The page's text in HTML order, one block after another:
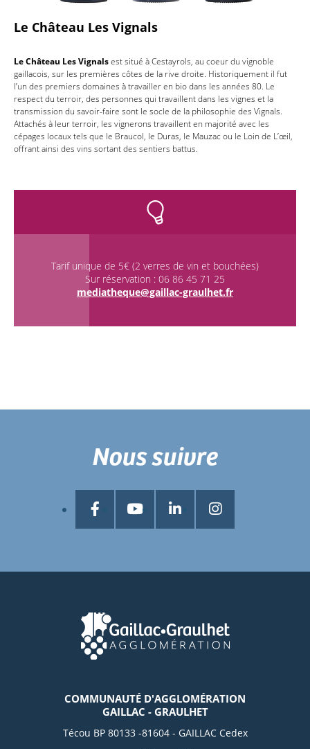
Le Château Les Vignals
Le Château Les Vignalsest situé à Cestayrols, au coeur du vignoble
gaillacois, sur les premières côtes de la rive droite. Historiquement il fut
l’un des premiers domaines à travailler en bio dans les années 80. Le
respect du terroir, des personnes qui travaillent dans les vignes et la
transmission du savoir-faire sont le socle de la philosophie des Vignals.
Attachés à leur terroir, les vignerons travaillent en majorité avec les
cépages locaux tels que le Braucol, le Duras, le Mauzac ou le Loin de L’œil,
offrant ainsi des vins sortant des sentiers battus.
Tarif unique de 5€ (2 verres de vin et bouchées)
Sur réservation : 06 86 45 71 25
mediatheque@gaillac-graulhet.fr
COMMUNAUTÉ D'AGGLOMÉRATION
GAILLAC - GRAULHET
Técou BP 80133 -81604 - GAILLAC Cedex
Nous suivre